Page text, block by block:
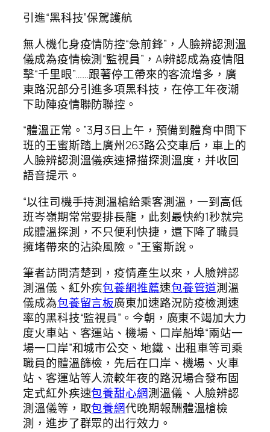
引進“黑科技”保駕護航
無人機化身疫情防控“急前鋒”，人臉辨認測溫
儀成為疫情檢測“監視員”，AI辨認成為疫情阻
擊“千里眼”……跟著停工帶來的客流增多，廣
東路況部分引進多項黑科技，在停工年夜潮
下助陣疫情聯防聯控。
“體溫正常。”3月3日上午，預備到體育中間下
班的王蜜斯踏上廣州263路公交車后，車上的
人臉辨認測溫儀疾速掃描探測溫度，并收回
語音提示。
“以往司機手持測溫槍給乘客測溫，一到高低
班岑嶺期常常要排長龍，此刻最快約1秒就完
成體溫探測，不只便利快捷，還下降了職員
擁堵帶來的沾染風險。”王蜜斯說。
筆者訪問清楚到，疫情產生以來，人臉辨認
測溫儀、紅外疾包養網推薦速包養管道測溫
儀成為包養留言板廣東加速路況防疫檢測速
率的黑科技“監視員”。今朝，廣東不竭加大力
度火車站、客運站、機場、口岸船埠“兩站一
場一口岸”和城市公交、地鐵、出租車等司乘
職員的體溫篩檢，先后在口岸、機場、火車
站、客運站等人流較年夜的路況場合發布固
定式紅外疾速包養甜心網測溫儀、人臉辨認
測溫儀等，取包養網代晚期報酬體溫槍檢
測，進步了群眾的出行效力。